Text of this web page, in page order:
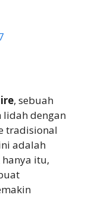
, sebuah
lidah dengan
tradisional
adalah
itu,